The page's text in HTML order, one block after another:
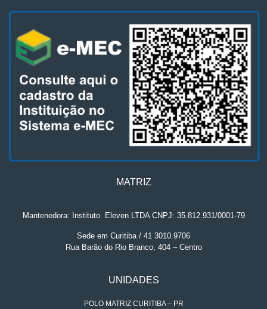
MATRIZ
Mantenedora: Instituto. Eleven LTDA CNPJ: 35.812.931/0001-79
Sede em Curitiba / 41 3010.9706
Rua Barão do Rio Branco, 404 – Centro
UNIDADES
POLO MATRIZ CURITIBA – PR